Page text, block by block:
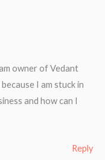
owner of Vedant
I am stuck in
and how can I
Reply